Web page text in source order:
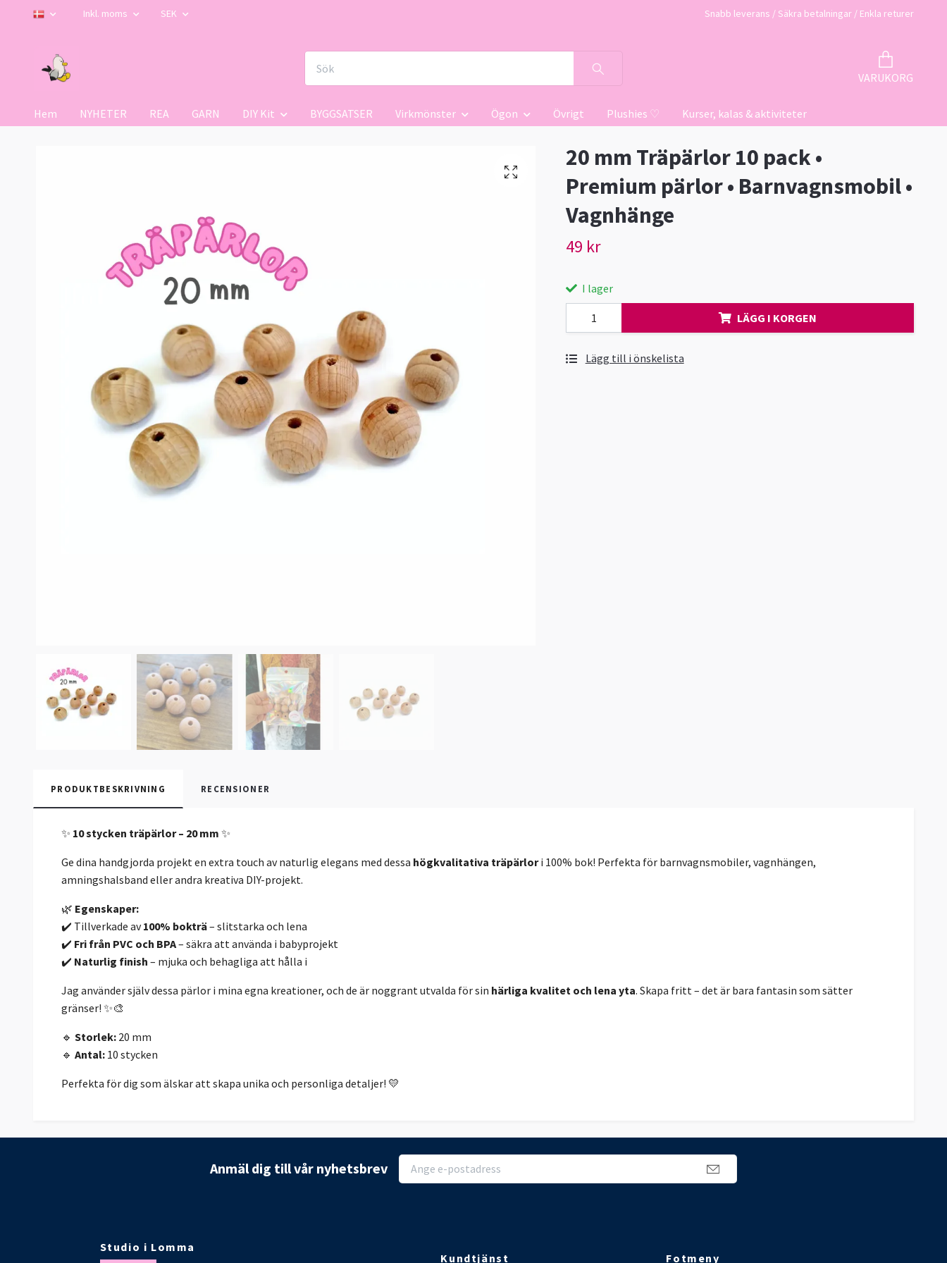
Inkl. moms SEK Snabb leverans / Säkra betalningar / Enkla returer
VARUKORG
Hem NYHETER REA GARN DIY Kit BYGGSATSER Virkmönster Ögon Övrigt Plushies ♡ Kurser, kalas & aktiviteter
20 mm Träpärlor 10 pack •
Premium pärlor • Barnvagnsmobil •
Vagnhänge
49 kr
I lager
LÄGG I KORGEN
Lägg till i önskelista
PRODUKTBESKRIVNING RECENSIONER
✨ 10 stycken träpärlor – 20 mm ✨
Ge dina handgjorda projekt en extra touch av naturlig elegans med dessa högkvalitativa träpärlori 100% bok! Perfekta för barnvagnsmobiler, vagnhängen,
amningshalsband eller andra kreativa DIY-projekt.
🌿 Egenskaper:
✔️ Tillverkade av100% bokträ– slitstarka och lena
✔️ Fri från PVC och BPA– säkra att använda i babyprojekt
✔️ Naturlig finish – mjuka och behagliga att hålla i
Jag använder själv dessa pärlor i mina egna kreationer, och de är noggrant utvalda för sin härliga kvalitet och lena yta. Skapa fritt – det är bara fantasin som sätter
gränser! ✨🎨
🔹 Storlek: 20 mm
🔹 Antal: 10 stycken
Perfekta för dig som älskar att skapa unika och personliga detaljer! 💛
Anmäl dig till vår nyhetsbrev
Studio i Lomma
Kundtjänst
Fotmeny